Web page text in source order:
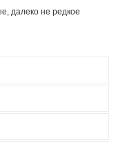
далеко не редкое